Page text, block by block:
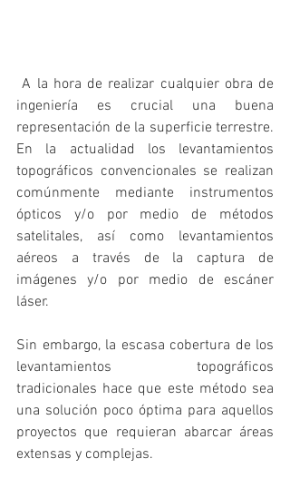
A la hora de realizar cualquier obra de
ingeniería es crucial una buena
representación de la superficie terrestre.
En la actualidad los levantamientos
topográficos convencionales se realizan
comúnmente mediante instrumentos
ópticos y/o por medio de métodos
satelitales, así como levantamientos
aéreos a través de la captura de
imágenes y/o por medio de escáner
láser.
Sin embargo, la escasa cobertura de los
levantamientos topográficos
tradicionales hace que este método sea
una solución poco óptima para aquellos
proyectos que requieran abarcar áreas
extensas y complejas.